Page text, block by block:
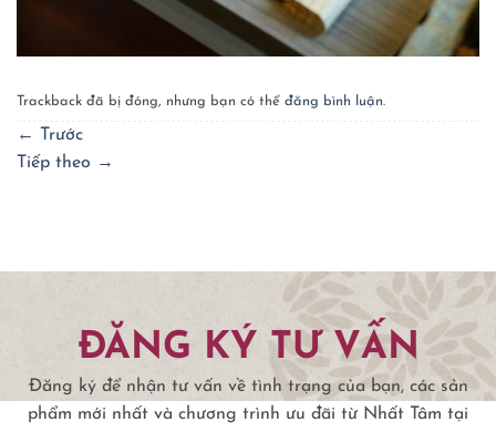
Trackback đã bị đóng, nhưng bạn có thể đăng bình luận.
←
Trước
Tiếp theo →
ĐĂNG KÝ TƯ VẤN
Đăng ký để nhận tư vấn về tình trạng của bạn, các sản
phẩm mới nhất và chương trình ưu đãi từ Nhất Tâm tại